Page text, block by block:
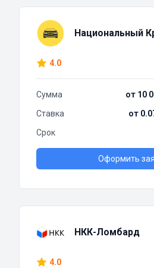
Национальный
4.0
Сумма
от 10
Ставка
от
Срок
Оформить
НКК-Ломбард
4.0